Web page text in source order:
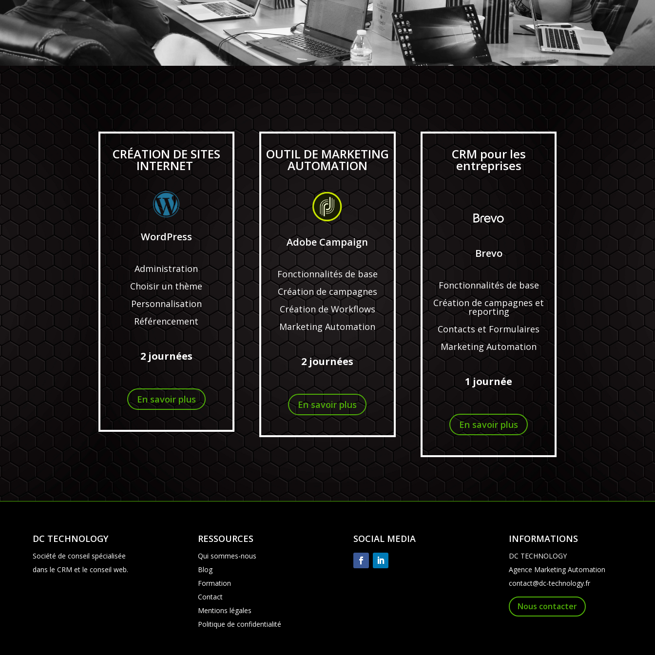
CRÉATION DE SITES
INTERNET
WordPress
Administration
Choisir un thème
Personnalisation
Référencement
2 journées
En savoir plus
OUTIL DE MARKETING
AUTOMATION
Adobe Campaign
Fonctionnalités de base
Création de campagnes
Création de Workflows
Marketing Automation
2 journées
En savoir plus
CRM pour les
entreprises
Brevo
Fonctionnalités de base
Création de campagnes et
reporting
Contacts et Formulaires
Marketing Automation
1 journée
En savoir plus
DC TECHNOLOGY
Société de conseil spécialisée
dans le CRM et le conseil web.
RESSOURCES
Qui sommes-nous
Blog
Formation
Contact
Mentions légales
Politique de confidentialité
SOCIAL MEDIA INFORMATIONS
DC TECHNOLOGY
Agence Marketing Automation
contact@dc-technology.fr
Nous contacter